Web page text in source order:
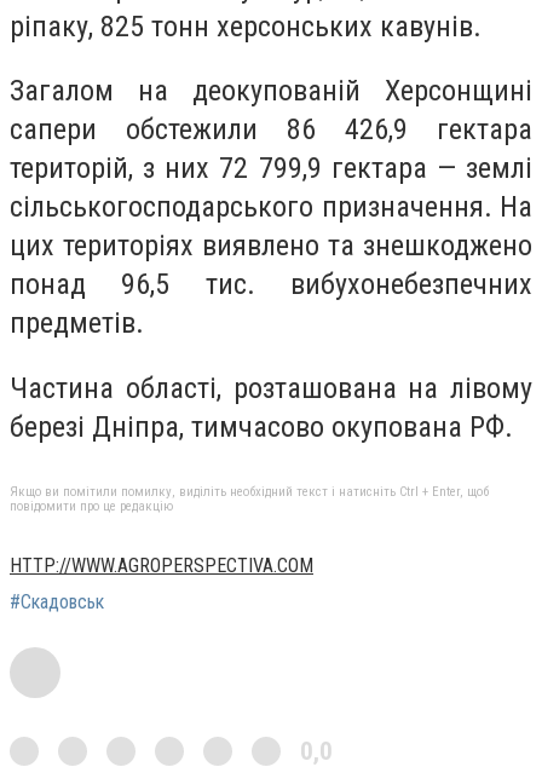
ріпаку, 825 тонн херсонських кавунів.
Загалом на деокупованій Херсонщині
сапери обстежили 86 426,9 гектара
територій, з них 72 799,9 гектара — землі
сільськогосподарського призначення. На
цих територіях виявлено та знешкоджено
понад 96,5 тис. вибухонебезпечних
предметів.
Частина області, розташована на лівому
березі Дніпра, тимчасово окупована РФ.
Якщо ви помітили помилку, виділіть необхідний текст і натисніть Ctrl + Enter, щоб
повідомити про це редакцію
HTTP://WWW.AGROPERSPECTIVA.COM
#Скадовськ
0,0